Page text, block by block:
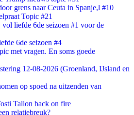
grens naar Ceuta in Spanje,l #10
Topic #21
liefde 6de seizoen #1 voor de
6de seizoen #4
met vragen. En soms goede
12-08-2026 (Groenland, IJsland en
op spoed na uitzenden van
Tallon back on fire
relatiebreuk?